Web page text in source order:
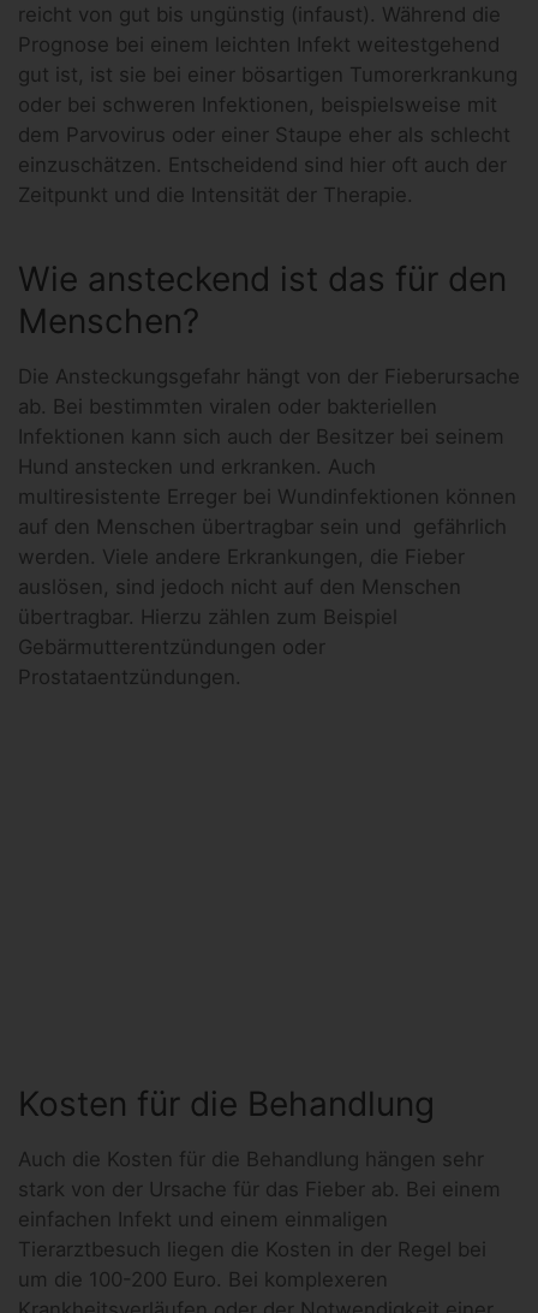
reicht von gut bis ungünstig (infaust). Während die
Prognose bei einem leichten Infekt weitestgehend
gut ist, ist sie bei einer bösartigen Tumorerkrankung
oder bei schweren Infektionen, beispielsweise mit
dem Parvovirus oder einer Staupe eher als schlecht
einzuschätzen. Entscheidend sind hier oft auch der
Zeitpunkt und die Intensität der Therapie.
Wie ansteckend ist das für den
Menschen?
Die Ansteckungsgefahr hängt von der Fieberursache
ab. Bei bestimmten viralen oder bakteriellen
Infektionen kann sich auch der Besitzer bei seinem
Hund anstecken und erkranken. Auch
multiresistente Erreger bei Wundinfektionen können
auf den Menschen übertragbar sein und gefährlich
werden. Viele andere Erkrankungen, die Fieber
auslösen, sind jedoch nicht auf den Menschen
übertragbar. Hierzu zählen zum Beispiel
Gebärmutterentzündungen oder
Prostataentzündungen.
Kosten für die Behandlung
Auch die Kosten für die Behandlung hängen sehr
stark von der Ursache für das Fieber ab. Bei einem
einfachen Infekt und einem einmaligen
Tierarztbesuch liegen die Kosten in der Regel bei
um die 100-200 Euro. Bei komplexeren